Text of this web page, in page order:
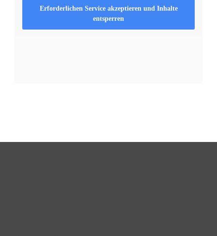
Erforderlichen Service akzeptieren und Inhalte
entsperren